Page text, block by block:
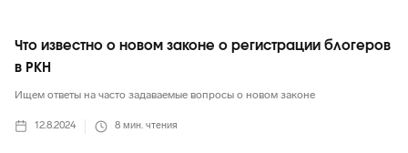
Что известно о новом законе о регистрации блогеров
в РКН
Ищем ответы на часто задаваемые вопросы о новом законе
12.8.2024 8 мин. чтения